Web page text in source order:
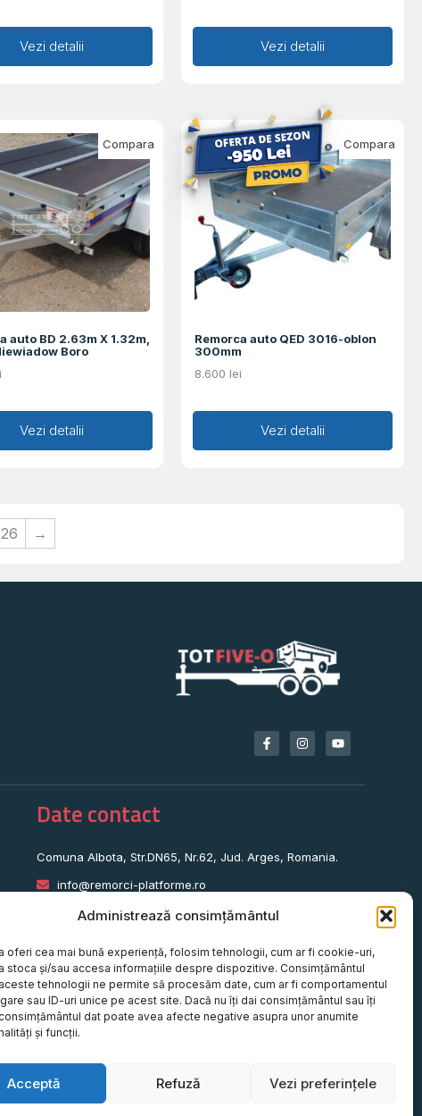
Administrează consimțământul
oferi cea mai bună experiență, folosim tehnologii, cum ar fi cookie-uri,
stoca și/sau accesa informațiile despre dispozitive. Consimțământul
tehnologii ne permite să procesăm date, cum ar fi comportamentul
sau ID-uri unice pe acest site. Dacă nu îți dai consimțământul sau îți
dat poate avea afecte negative asupra unor anumite
și funcții.
Acceptă Refuză Vezi preferințele
Adaugă în coș
Vezi detalii Adaugă în coș
Vezi detalii
auto BD 2.63m X 1.32m,
Boro
Adaugă în coș
Vezi detalii
Compara
Remorca auto QED 3016-oblon
300mm
8.600 lei
Adaugă în coș
Vezi detalii
Compara
26 →
Date contact
Comuna Albota, Str.DN65, Nr.62, Jud. Arges, Romania.
info@remorci-platforme.ro
0786.720.706
0786.720.708
0786.720.709
0787.772.773